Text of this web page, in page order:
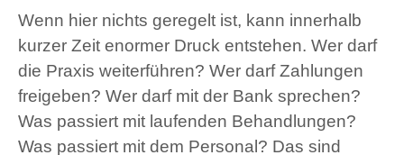
Wenn hier nichts geregelt ist, kann innerhalb
kurzer Zeit enormer Druck entstehen. Wer darf
die Praxis weiterführen? Wer darf Zahlungen
freigeben? Wer darf mit der Bank sprechen?
Was passiert mit laufenden Behandlungen?
Was passiert mit dem Personal? Das sind